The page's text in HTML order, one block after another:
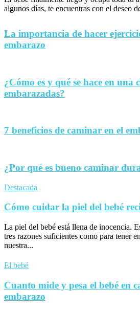
algunos días, te encuentras con el deseo
La importancia de hacer
embarazo
¿Cómo es y qué se hace en una
embarazadas?
7 beneficios de caminar en el
¿Por qué es bueno caminar
Destacada
Cómo cuidar la piel del bebé
La piel del bebé está llena de inocencia.
tres razones suficientes como para tener
nuestra...
El bebé
Cuanto mide y pesa el bebé en
embarazo